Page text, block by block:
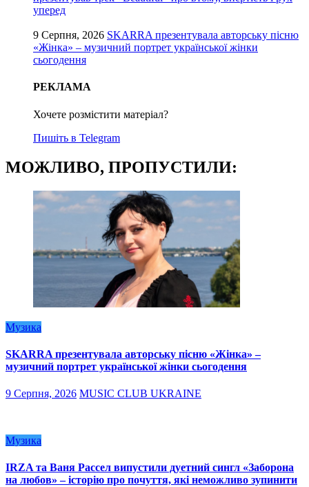
уперед
9 Серпня, 2026 SKARRA презентувала авторську пісню
«Жінка» – музичний портрет української жінки
сьогодення
РЕКЛАМА
Хочете розмістити матеріал?
Пишіть в Telegram
МОЖЛИВО, ПРОПУСТИЛИ:
Музика
SKARRA презентувала авторську пісню «Жінка» –
музичний портрет української жінки сьогодення
9 Серпня, 2026 MUSIC CLUB UKRAINE
Музика
IRZA та Ваня Рассел випустили дуетний сингл «Заборона
на любов» – історію про почуття, які неможливо зупинити